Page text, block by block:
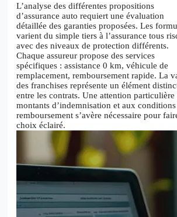
L’analyse des différentes propositions
d’assurance auto requiert une évaluation
détaillée des garanties proposées. Les
varient du simple tiers à l’assurance tous
avec des niveaux de protection différents.
Chaque assureur propose des services
spécifiques : assistance 0 km, véhicule de
remplacement, remboursement rapide. La
des franchises représente un élément
entre les contrats. Une attention particulière
montants d’indemnisation et aux conditions
remboursement s’avère nécessaire pour
choix éclairé.